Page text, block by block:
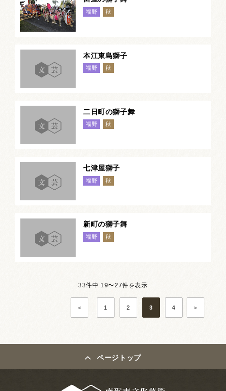
福野 秋
本江東島獅子
福野 秋
二日町の獅子舞
福野 秋
七津屋獅子
福野 秋
新町の獅子舞
福野 秋
33件中 19〜27件を表示
＜ 1 2 3 4 ＞
ページトップ